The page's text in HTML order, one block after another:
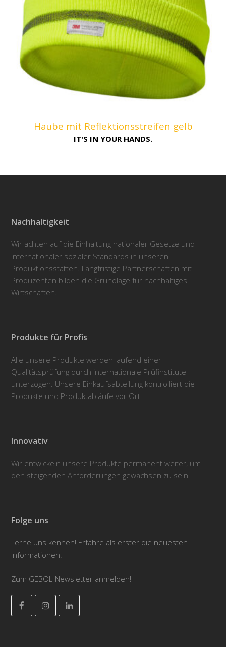
Haube mit Reflektionsstreifen gelb
IT'S IN YOUR HANDS.
Nachhaltigkeit
Wir achten auf die Einhaltung nationaler Gesetze und
internationaler sozialer Standards in unseren
Produktionsstätten. Langfristige Partnerschaften mit
Produzenten bilden die Grundlage für nachhaltiges
Wirtschaften.
Produkte für Profis
Alle unsere Produkte werden laufend einer
Qualitätsprüfung durch internationale Prüfinstitute
unterzogen. Unsere Einkaufsabteilung kontrolliert die
Produkte und Produktabläufe vor Ort.
Innovativ
Wir entwickeln unsere Produkte permanent weiter, um
den steigenden Anforderungen gewachsen zu sein.
Folge uns
Lerne uns kennen! Erfahre als erster die neuesten
Informationen.
Zum GEBOL-Newsletter anmelden!
FacebookInstagramLinkedIn